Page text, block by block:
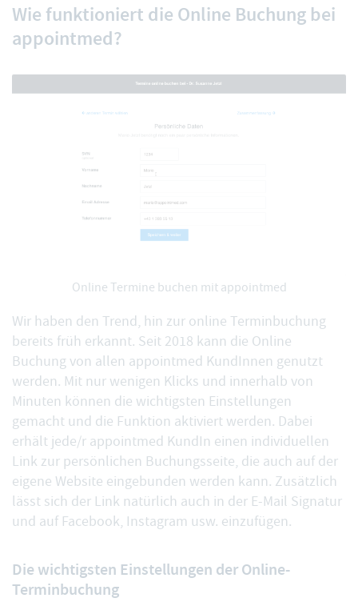
Wie funktioniert die Online Buchung bei
appointmed?
Online Termine buchen mit appointmed
Wir haben den Trend, hin zur online Terminbuchung
bereits früh erkannt. Seit 2018 kann die Online
Buchung von allen appointmed KundInnen genutzt
werden. Mit nur wenigen Klicks und innerhalb von
Minuten können die wichtigsten Einstellungen
gemacht und die Funktion aktiviert werden. Dabei
erhält jede/r appointmed KundIn einen individuellen
Link zur persönlichen Buchungsseite, die auch auf der
eigene Website eingebunden werden kann. Zusätzlich
lässt sich der Link natürlich auch in der E-Mail Signatur
und auf Facebook, Instagram usw. einzufügen.
Die wichtigsten Einstellungen der Online-
Terminbuchung